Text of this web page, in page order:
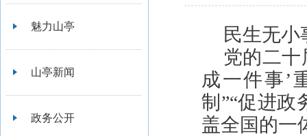
魅力山亭
山亭新闻
政务公开
民生无小
党的二十
成一件事’
制”“促进政
盖全国的一